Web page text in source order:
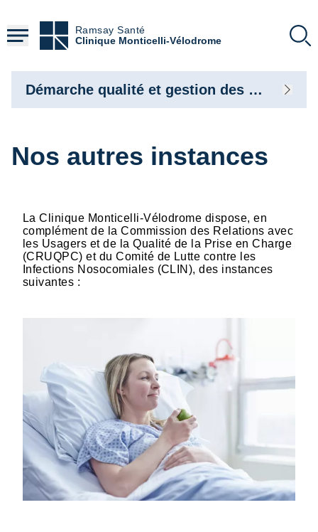
contenu
principal
Ramsay Santé
Clinique Monticelli-Vélodrome
Nos autres instances
La Clinique Monticelli-Vélodrome dispose, en
complément de la Commission des Relations avec
les Usagers et de la Qualité de la Prise en Charge
(CRUQPC) et du Comité de Lutte contre les
Infections Nosocomiales (CLIN), des instances
suivantes :
Démarche qualité et gestion des risques